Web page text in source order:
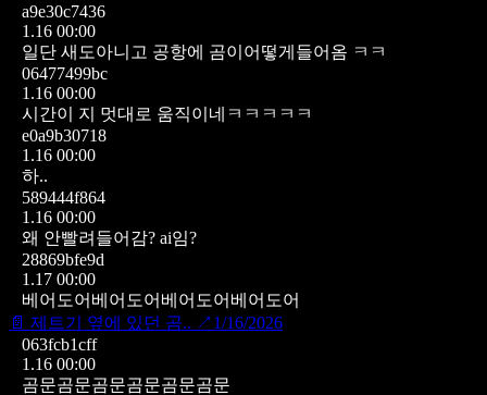
a9e30c7436
1.16 00:00
일단 새도아니고 공항에 곰이어떻게들어옴 ㅋㅋ
06477499bc
1.16 00:00
시간이 지 멋대로 움직이네ㅋㅋㅋㅋㅋ
e0a9b30718
1.16 00:00
하..
589444f864
1.16 00:00
왜 안빨려들어감? ai임?
28869bfe9d
1.17 00:00
베어도어베어도어베어도어베어도어
📄 제트기 옆에 있던 곰.. ↗ 1/16/2026
063fcb1cff
1.16 00:00
곰문곰문곰문곰문곰문곰문